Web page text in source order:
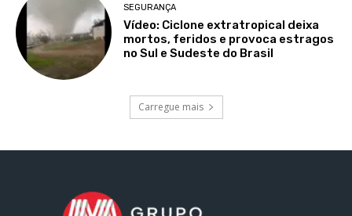
SEGURANÇA
Vídeo: Ciclone extratropical deixa
mortos, feridos e provoca estragos
no Sul e Sudeste do Brasil
Carregue mais